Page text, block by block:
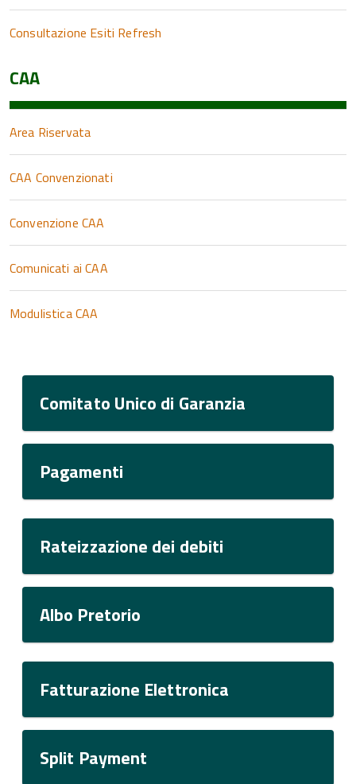
Consultazione Esiti Refresh
CAA
Area Riservata
CAA Convenzionati
Convenzione CAA
Comunicati ai CAA
Modulistica CAA
Comitato Unico di Garanzia
Pagamenti
Rateizzazione dei debiti
Albo Pretorio
Fatturazione Elettronica
Split Payment